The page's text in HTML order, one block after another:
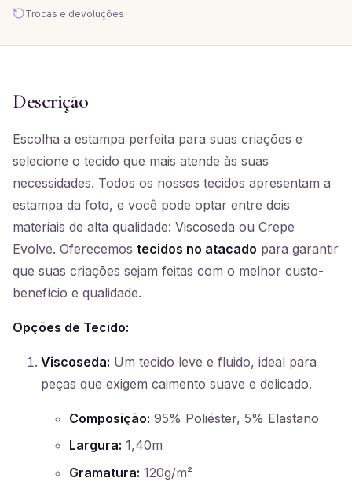
Trocas e devoluções
Descrição
Escolha a estampa perfeita para suas criações e
selecione o tecido que mais atende às suas
necessidades. Todos os nossos tecidos apresentam a
estampa da foto, e você pode optar entre dois
materiais de alta qualidade: Viscoseda ou Crepe
Evolve. Oferecemos tecidos no atacado para garantir
que suas criações sejam feitas com o melhor custo-
benefício e qualidade.
Opções de Tecido:
Viscoseda: Um tecido leve e fluido, ideal para
peças que exigem caimento suave e delicado.
Composição: 95% Poliéster, 5% Elastano
Largura: 1,40m
Gramatura: 120g/m²